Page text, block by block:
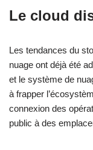
Le cloud
Les tendances du
nuage ont déjà été
et le système de
à frapper
connexion des
public à des